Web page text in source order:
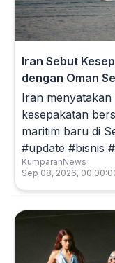
Iran Sebut
dengan Oman
Iran
kesepakatan
maritim baru di
#update #bisnis
KumparanNews
Sep 08, 2026,